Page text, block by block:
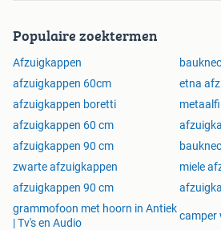
Populaire zoektermen
Afzuigkappen
afzuigkappen 60cm
etna
afzuigkappen boretti
afzuigkappen 60 cm
afzuigkappen 90 cm
zwarte afzuigkappen
miele
afzuigkappen 90 cm
grammofoon met hoorn in Antiek
| Tv's en Audio
camper